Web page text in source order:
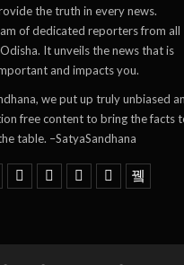
the truth in every news.
of dedicated reporters from all
It unveils the news that is
and impacts you.
we put up truly unbiased
free content to bring the facts
table. –SatyaSandhana